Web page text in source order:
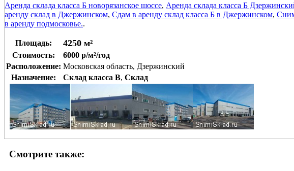
Аренда склада класса Б новорязанское шоссе, Аренда склада класса Б
аренду склад в Джержинском, Сдам в аренду склад класса Б в Джержинском,
в аренду подмосковье..
Площадь: 4250 м²
Стоимость:
6000 р/м²/год
Расположение: Московская область, Дзержинский
Назначение:
Склад класса B, Склад
Смотрите также: